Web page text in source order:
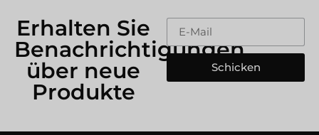
Erhalten Sie
Benachrichtigungen
über neue
Produkte
Schicken